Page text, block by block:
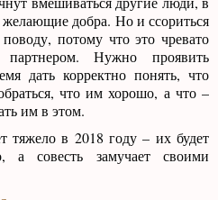
добра. Но и ссориться
потому что это чревато
Нужно проявить
дать корректно понять, что
что им хорошо, а что –
им в этом.
тяжело в 2018 году – их будет
а совесть замучает своими